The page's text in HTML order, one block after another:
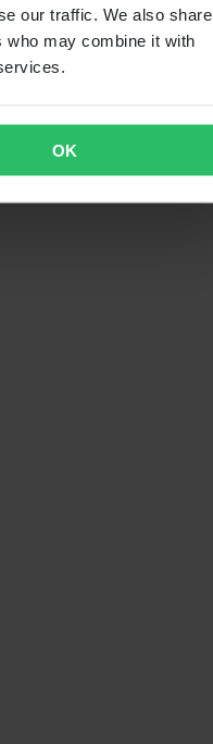
our traffic. We also share
who may combine it with
OK